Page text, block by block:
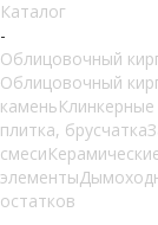
Каталог
-
Облицовочный
Облицовочный
камень
плитка, брусчатка
смеси
элементы
остатков